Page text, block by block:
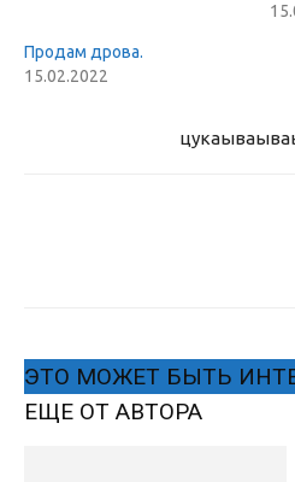
Продам дрова.
15.02.2022
цукаыва
ЭТО МОЖЕТ БЫТЬ
ЕЩЕ ОТ АВТОРА